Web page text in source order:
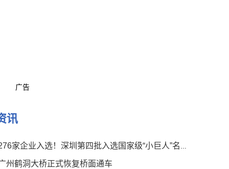
广告
讯
家企业入选！深圳第四批入选国家级“小巨人”名单公布
州鹤洞大桥正式恢复桥面通车